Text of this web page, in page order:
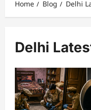
Home Blog Delhi
Delhi